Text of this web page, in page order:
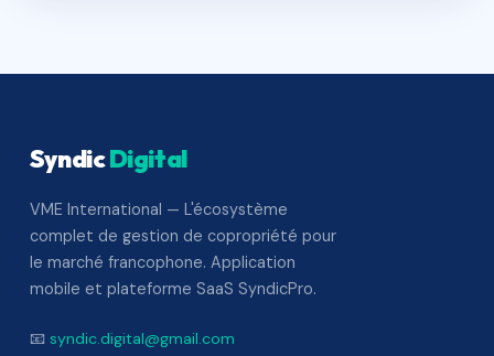
SyndicDigital
VME International — L'écosystème
complet de gestion de copropriété pour
le marché francophone. Application
mobile et plateforme SaaS SyndicPro.
📧 syndic.digital@gmail.com